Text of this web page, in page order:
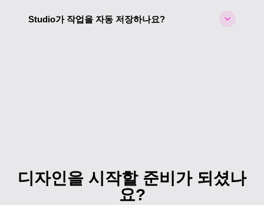
가 필요한 복잡한 이미지는 이미지당 5크레딧으로 서
Studio가 작업을 자동 저장하나요?
디자인을 시작할 준비가 되셨나
요?